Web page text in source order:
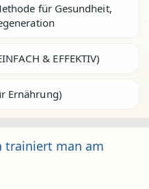
für Gesundheit,
& EFFEKTIV)
Ernährung)
trainiert man am